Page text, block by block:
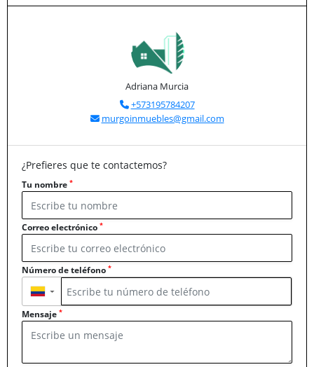
Adriana Murcia
+573195784207
murgoinmuebles@gmail.com
¿Prefieres que te contactemos?
Tu nombre *
Correo electrónico *
Número de teléfono *
▼
Mensaje *